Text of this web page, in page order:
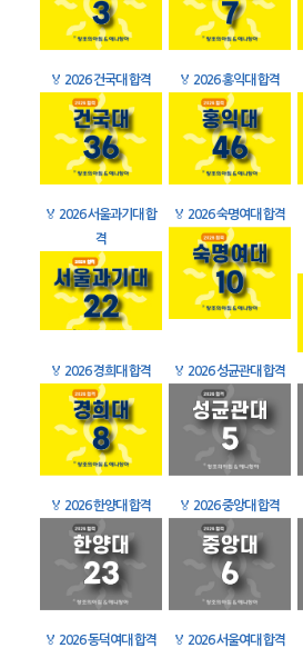
🏅 2026 건국대 합격 🏅 2026 홍익대 합격
🏅 2026 서울과기대 합
격
🏅 2026 숙명여대 합격
🏅 2026 경희대 합격 🏅 2026 성균관대 합격
🏅 2026 한양대 합격 🏅 2026 중앙대 합격
🏅 2026 동덕여대 합격 🏅 2026 서울여대 합격